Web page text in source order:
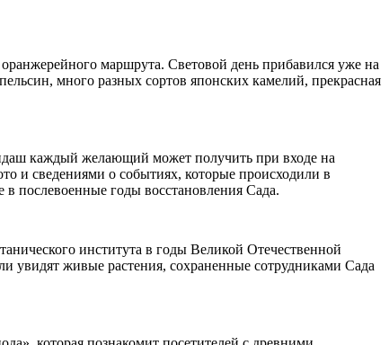
маршрута. Световой день прибавился уже на
много разных сортов японских камелий, прекрасная
каждый желающий может получить при входе на
и сведениями о событиях, которые происходили в
послевоенные годы восстановления Сада.
института в годы Великой Отечественной
увидят живые растения, сохраненные сотрудниками Сада